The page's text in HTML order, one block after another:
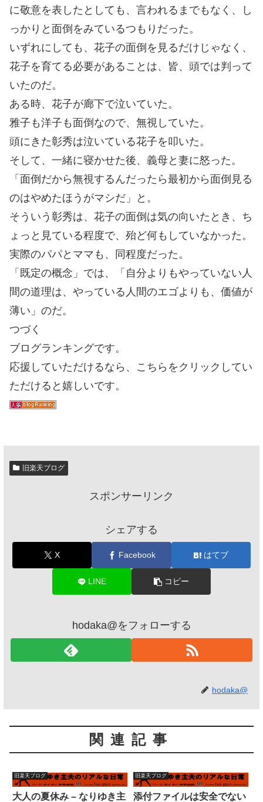
に敬意を表したとしても、言われるまでもなく、し
っかりと面倒をみているつもりだった。
いずれにしても、花子の面倒を見るだけじゃなく、
花子を育てる必要があることは、皆、頭では判って
いたのだ。
ある時、花子が廊下で泣いていた。
雅子も洋子も面倒なので、無視していた。
頭にきた彰秀は泣いている花子を叩いた。
そして、一緒に寝かせた後、義母と妻に怒った。
「面倒だから無視するんだったら最初から面倒見る
のはやめたほうがマシだ」と。
そういう彰秀は、花子の面倒は気の向いたとき、ち
ょっと見ている程度で、殆ど何もしていなかった。
実際のパパとママも、同程度だった。
「既定の概念」では、「自分よりもやっていない人
間の道理は、やっている人間のエゴよりも、価値が
薄い」のだ。
つづく
ブログランキングです。
応援していただけるなら、こちらをクリックしてい
ただけると嬉しいです。
旧楽天ブログ
スポンサーリンク
シェアする
X Facebook はてブ
LINE コピー
hodaka@をフォローする
hodaka@
関連記事
旧楽天ブログ
大人の夏休み – なりゆき主
旧楽天ブログ
添付ファイルは安全でない